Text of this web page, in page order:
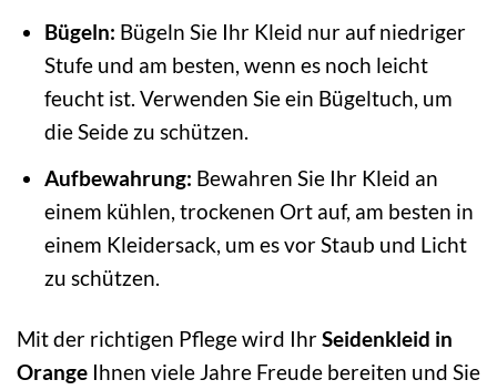
Bügeln: Bügeln Sie Ihr Kleid nur auf niedriger
Stufe und am besten, wenn es noch leicht
feucht ist. Verwenden Sie ein Bügeltuch, um
die Seide zu schützen.
Aufbewahrung: Bewahren Sie Ihr Kleid an
einem kühlen, trockenen Ort auf, am besten in
einem Kleidersack, um es vor Staub und Licht
zu schützen.
Mit der richtigen Pflege wird IhrSeidenkleid in
Orange Ihnen viele Jahre Freude bereiten und Sie